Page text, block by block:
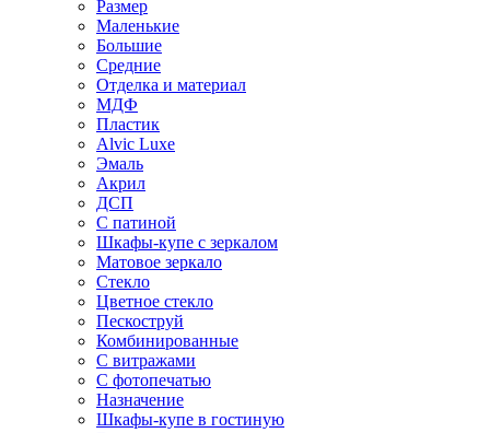
Размер
Маленькие
Большие
Средние
Отделка и материал
МДФ
Пластик
Alvic Luxe
Эмаль
Акрил
ДСП
С патиной
Шкафы-купе с зеркалом
Матовое зеркало
Стекло
Цветное стекло
Пескоструй
Комбинированные
С витражами
С фотопечатью
Назначение
Шкафы-купе в гостиную